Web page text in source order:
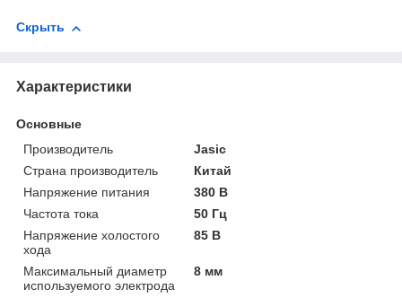
Скрыть
Характеристики
Основные
Производитель
Jasic
Страна производитель
Китай
Напряжение питания
380 В
Частота тока
50 Гц
Напряжение холостого
хода
85 В
Максимальный диаметр
используемого электрода
8 мм